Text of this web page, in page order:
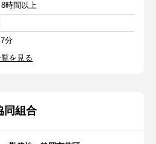
時間以上
分
を見る
同組合